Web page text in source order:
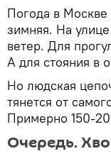
Погода в Москве
зимняя. На
ветер. Для
А для стояния в
Но людская
тянется от
Примерно 150-
Очередь.